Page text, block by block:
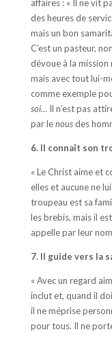
affaires : « Il ne vit
des heures de
mais un bon
C’est un pasteur,
dévoue à la
mais avec tout lui-
comme exemple
soi… Il n’est pas
par lenousdes
6. Il connaît son
« Le Christ aime et
elles et aucune ne
troupeau est sa
les brebis, mais il
appelle par leur
7. Il guide vers la
« Avec un regard
inclut et, quand il
il ne méprise
pour tous. Il ne